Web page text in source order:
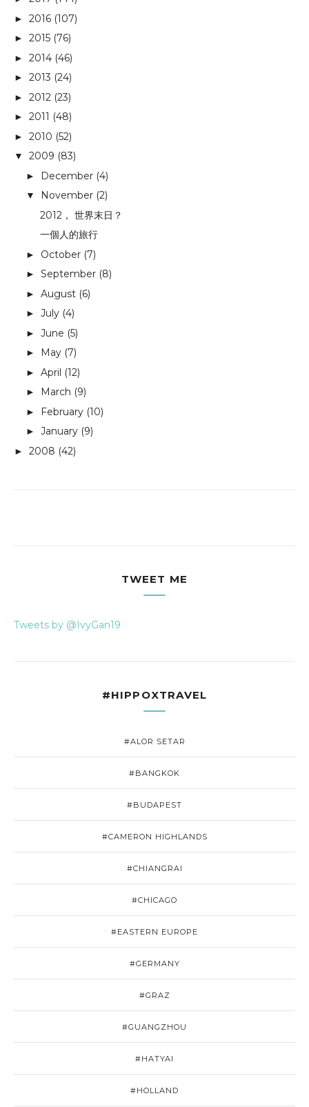
► 2016 (107)
► 2015 (76)
► 2014 (46)
► 2013 (24)
► 2012 (23)
► 2011 (48)
► 2010 (52)
▼ 2009 (83)
► December (4)
▼ November (2)
2012， 世界末日？
一個人的旅行
► October (7)
► September (8)
► August (6)
► July (4)
► June (5)
► May (7)
► April (12)
► March (9)
► February (10)
► January (9)
► 2008 (42)
TWEET ME
Tweets by @IvyGan19
#HIPPOXTRAVEL
#ALOR SETAR
#BANGKOK
#BUDAPEST
#CAMERON HIGHLANDS
#CHIANGRAI
#CHICAGO
#EASTERN EUROPE
#GERMANY
#GRAZ
#GUANGZHOU
#HATYAI
#HOLLAND